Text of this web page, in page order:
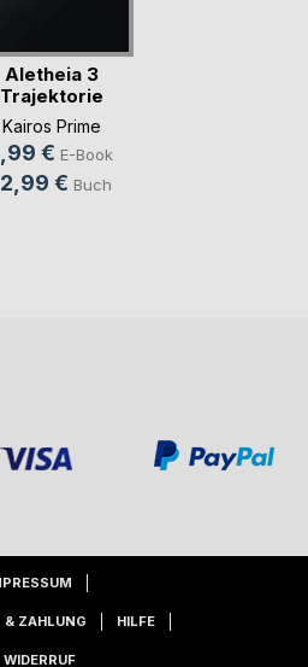
Aletheia 3
Trajektorie
Kairos Prime
€ E-Book
€ Buch
& ZAHLUNG HILFE
WIDERRUF